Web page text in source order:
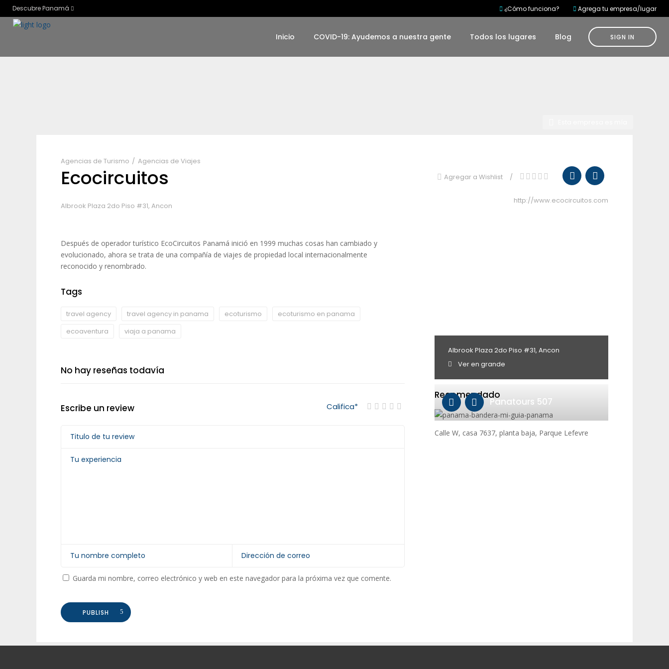
Descubre Panamá ¿Cómo funciona? Agrega tu empresa/lugar
Inicio COVID-19: Ayudemos a nuestra gente Todos los lugares Blog SIGN IN
Agencias de Turismo Agencias de Viajes
Ecocircuitos Agregar a Wishlist
Albrook Plaza 2do Piso #31, Ancon
http://www.ecocircuitos.com
Después de operador turístico EcoCircuitos Panamá inició en 1999 muchas cosas han cambiado y
evolucionado, ahora se trata de una compañía de viajes de propiedad local internacionalmente
reconocido y renombrado.
Tags
travel agency travel agency in panama ecoturismo
ecoturismo en panama
ecoaventura
viaja a panama
No hay reseñas todavía
Escribe un review Califica*
Guarda mi nombre, correo electrónico y web en este navegador para la próxima vez que comente.
PUBLISH
Albrook Plaza 2do Piso #31, Ancon
Ver en grande
Recomendado
Panatours 507
Calle W, casa 7637, planta baja, Parque Lefevre